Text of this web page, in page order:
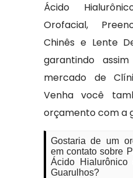
Ácido
Orofacial,
Chinês e Lente
garantindo
mercado de
Venha você
orçamento com a
Gostaria de um
em contato sobre
Ácido
Guarulhos?